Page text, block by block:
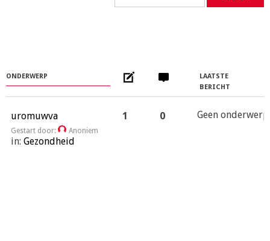
ONDERWERP
LAATSTE
BERICHT
uromuwva
Gestart door: Anoniem
in: Gezondheid
1 0 Geen